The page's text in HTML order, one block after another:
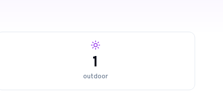
1
outdoor